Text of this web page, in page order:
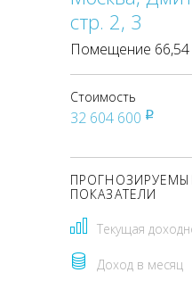
стр. 2, 3
Помещение 66,54
Стоимость
32 604 600 pуб
ПОКАЗАТЕЛИ
Текущая
Доход в месяц